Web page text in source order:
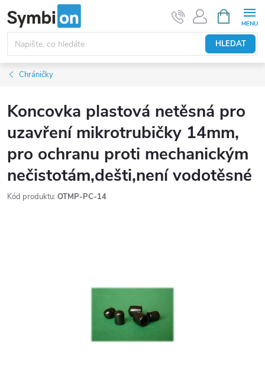
na
obsah
HLEDAT
NÁKUPNÍ
KOŠÍK
Chráničky
Koncovka plastová netěsná pro
uzavření mikrotrubičky 14mm,
pro ochranu proti mechanickým
nečistotám,dešti,není vodotěsné
Kód produktu: OTMP-PC-14